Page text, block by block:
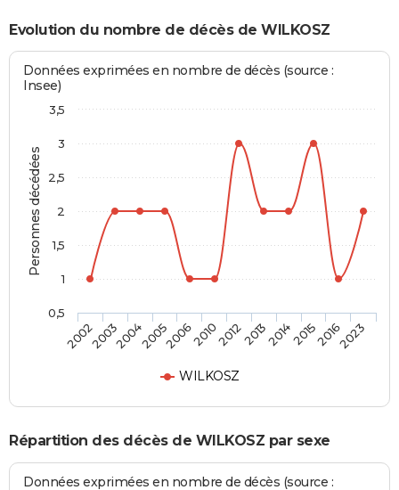
Evolution du nombre de décès de WILKOSZ
Personnes décédées
Données exprimées en nombre de décès (source :
Insee)
WILKOSZ
200220032004200520062010201220132014201520162023
0,5
1
1,5
2
2,5
3
3,5
Répartition des décès de WILKOSZ par sexe
Données exprimées en nombre de décès (source :